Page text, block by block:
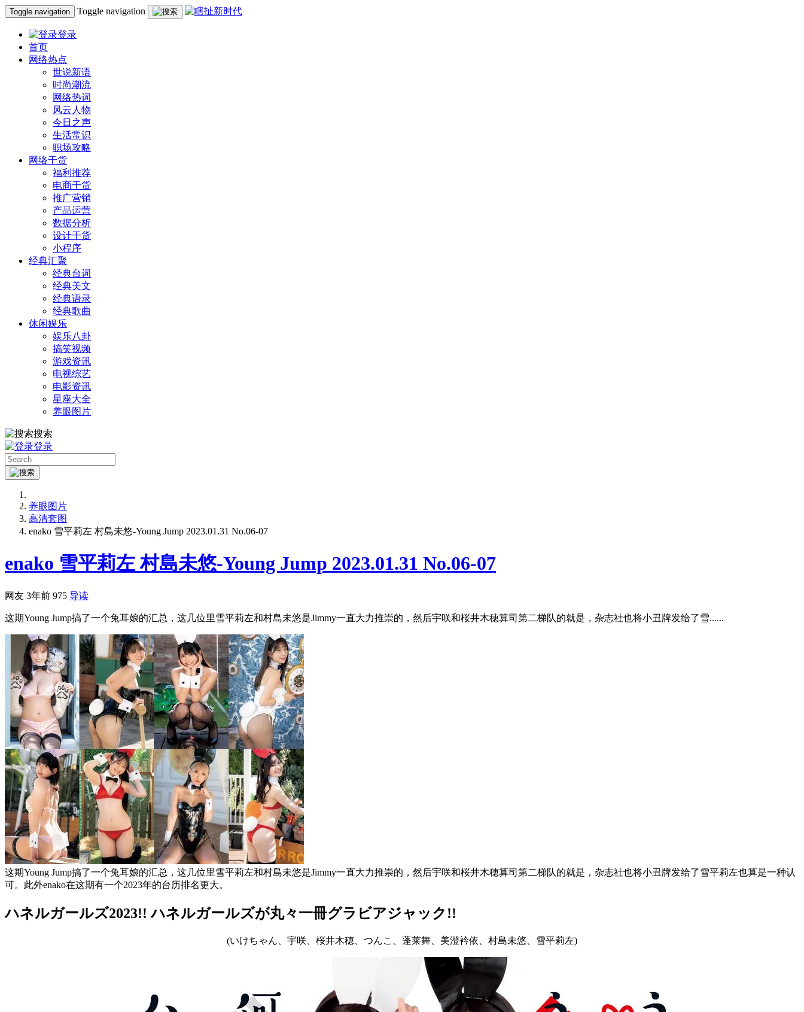
Toggle navigation Toggle navigation
登录
首页
网络热点
世说新语
时尚潮流
网络热词
风云人物
今日之声
生活常识
职场攻略
网络干货
福利推荐
电商干货
推广营销
产品运营
数据分析
设计干货
小程序
经典汇聚
经典台词
经典美文
经典语录
经典歌曲
休闲娱乐
娱乐八卦
搞笑视频
游戏资讯
电视综艺
电影资讯
星座大全
养眼图片
搜索
登录
养眼图片
高清套图
enako 雪平莉左 村島未悠-Young Jump 2023.01.31 No.06-07
enako 雪平莉左 村島未悠-Young Jump 2023.01.31 No.06-07
网友 3年前 975 导读
这期Young Jump搞了一个兔耳娘的汇总，这几位里雪平莉左和村島未悠是Jimmy一直大力推崇的，然后宇咲和桜井木穂算司第二梯队的就是，杂志社也将小丑牌发给了雪......
这期Young Jump搞了一个兔耳娘的汇总，这几位里雪平莉左和村島未悠是Jimmy一直大力推崇的，然后宇咲和桜井木穂算司第二梯队的就是，杂志社也将小丑牌发给了雪平莉左也算是一种认
可。此外enako在这期有一个2023年的台历排名更大。
ハネルガールズ2023!! ハネルガールズが丸々一冊グラビアジャック!!
(いけちゃん、宇咲、桜井木穂、つんこ、蓬莱舞、美澄衿依、村島未悠、雪平莉左)